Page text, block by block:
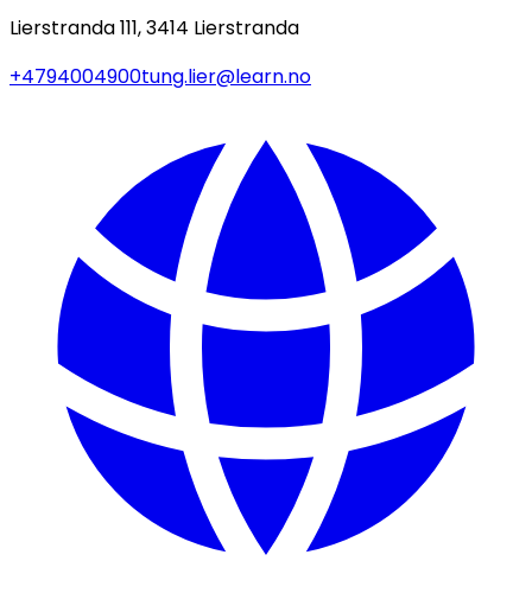
Lierstranda 111, 3414 Lierstranda
+4794004900tung.lier@learn.no